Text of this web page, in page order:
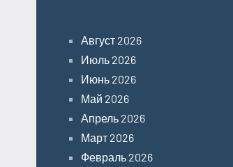
Август 2026
Июль 2026
Июнь 2026
Май 2026
Апрель 2026
Март 2026
Февраль 2026